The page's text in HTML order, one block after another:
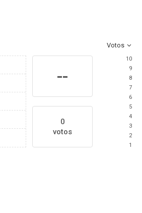
Votos
--
0
votos
10
9
8
7
6
5
4
3
2
1